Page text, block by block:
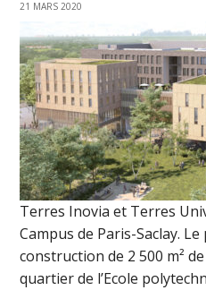
21 MARS 2020
Terres Inovia et Terres
Campus de Paris-Saclay.
construction de 2 500 m²
quartier de l’Ecole